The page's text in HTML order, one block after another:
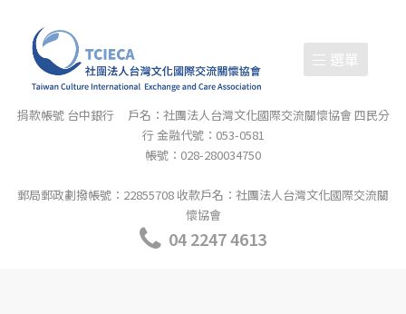
選單
捐款帳號 台中銀行 戶名：社團法人台灣文化國際交流關懷協會 四民分
行 金融代號：053-0581
帳號：028-280034750
郵局郵政劃撥帳號：22855708 收款戶名：社團法人台灣文化國際交流關
懷協會
04 2247 4613